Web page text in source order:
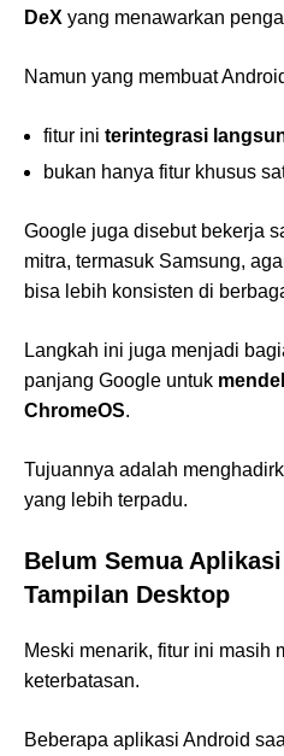
DeX yang menawarkan
Namun yang membuat
fitur ini terintegrasi
bukan hanya fitur khusus
Google juga disebut bekerja
mitra, termasuk Samsung,
bisa lebih konsisten di
Langkah ini juga menjadi
panjang Google untuk
ChromeOS.
Tujuannya adalah
yang lebih terpadu.
Belum Semua
Tampilan Desktop
Meski menarik, fitur ini masih
keterbatasan.
Beberapa aplikasi Android